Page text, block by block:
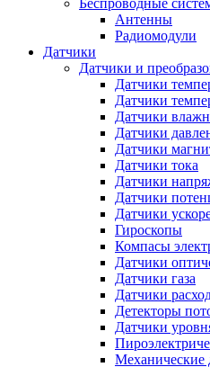
Антенны
Радиомодули
Датчики
Датчики и
Датчики
Датчики
Датчики
Датчики
Датчики
Датчики тока
Датчики
Датчики
Датчики
Гироскопы
Компасы
Датчики
Датчики газа
Датчики
Детекторы
Датчики
Механические